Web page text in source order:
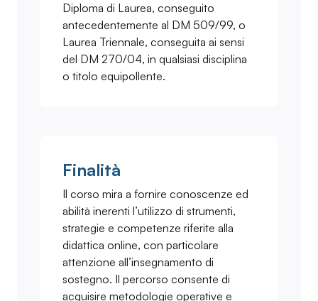
Diploma di Laurea, conseguito
antecedentemente al DM 509/99, o
Laurea Triennale, conseguita ai sensi
del DM 270/04, in qualsiasi disciplina
o titolo equipollente.
Finalità
Il corso mira a fornire conoscenze ed
abilità inerenti l’utilizzo di strumenti,
strategie e competenze riferite alla
didattica online, con particolare
attenzione all’insegnamento di
sostegno. Il percorso consente di
acquisire metodologie operative e